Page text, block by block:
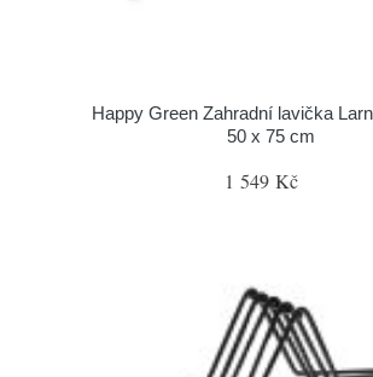
Happy Green Zahradní lavička
50 x 75 cm
1 549 Kč